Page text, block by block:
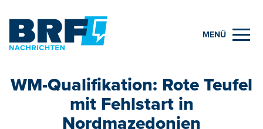
MENÜ
WM-Qualifikation: Rote Teufel
mit Fehlstart in
Nordmazedonien